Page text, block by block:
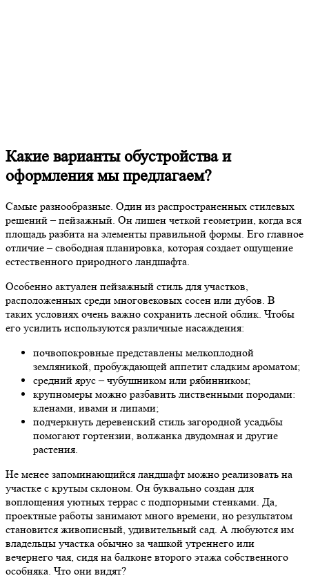
Какие варианты обустройства и
оформления мы предлагаем?
Самые разнообразные. Один из распространенных стилевых
решений – пейзажный. Он лишен четкой геометрии, когда вся
площадь разбита на элементы правильной формы. Его главное
отличие – свободная планировка, которая создает ощущение
естественного природного ландшафта.
Особенно актуален пейзажный стиль для участков,
расположенных среди многовековых сосен или дубов. В
таких условиях очень важно сохранить лесной облик. Чтобы
его усилить используются различные насаждения:
почвопокровные представлены мелкоплодной
земляникой, пробуждающей аппетит сладким ароматом;
средний ярус – чубушником или рябинником;
крупномеры можно разбавить лиственными породами:
кленами, ивами и липами;
подчеркнуть деревенский стиль загородной усадьбы
помогают гортензии, волжанка двудомная и другие
растения.
Не менее запоминающийся ландшафт можно реализовать на
участке с крутым склоном. Он буквально создан для
воплощения уютных террас с подпорными стенками. Да,
проектные работы занимают много времени, но результатом
становится живописный, удивительный сад. А любуются им
владельцы участка обычно за чашкой утреннего или
вечернего чая, сидя на балконе второго этажа собственного
особняка. Что они видят?